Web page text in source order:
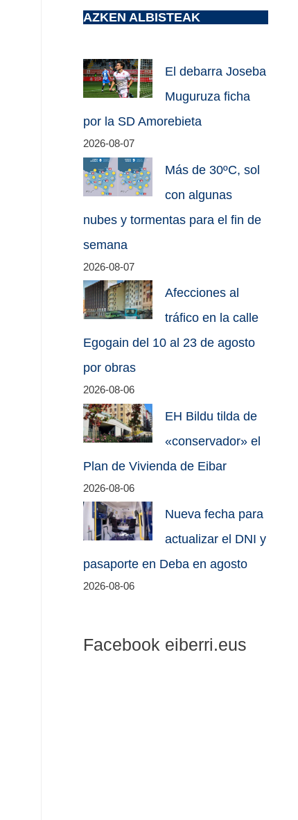
AZKEN ALBISTEAK
El debarra Joseba
Muguruza ficha
por la SD Amorebieta
2026-08-07
Más de 30ºC, sol
con algunas
nubes y tormentas para el fin de
semana
2026-08-07
Afecciones al
tráfico en la calle
Egogain del 10 al 23 de agosto
por obras
2026-08-06
EH Bildu tilda de
«conservador» el
Plan de Vivienda de Eibar
2026-08-06
Nueva fecha para
actualizar el DNI y
pasaporte en Deba en agosto
2026-08-06
Facebook eiberri.eus